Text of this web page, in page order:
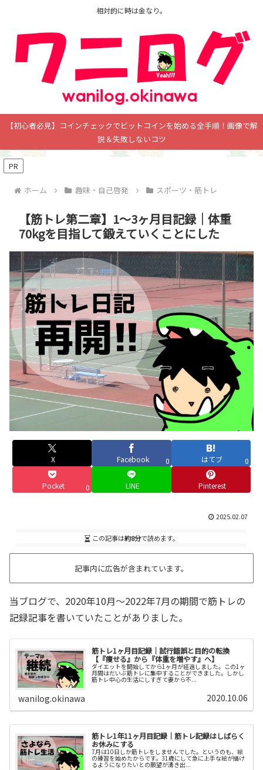
相対的に時は金なり。
【初心者必見】コインチェックでビットコインを始める全手順！画像で解
説＆失敗しないコツ
PR
ホーム 趣味・自己啓発 スポーツ・筋トレ
【筋トレ第二章】1～3ヶ月目記録｜体重
70kgを目指して鍛えていくことにした
X Facebook 0 はてブ 0
Pocket 0 LINE Pinterest
2025.02.07
この記事は約8分で読めます。
記事内に広告が含まれています。
当ブログで、2020年10月～2022年7月の期間で筋トレの
記録記事を書いていたことがありました。
筋トレ1ヶ月目記録｜試行錯誤と目的の転換
【『痩せる』から『体重を増やす』へ】
ダイエットを開始してから1ヶ月が経過しました。この1ヶ
月間はだいぶ筋トレに集中することができました。しかし
筋トレ中心の生活にしすぎて妻から不...
wanilog.okinawa 2020.10.06
筋トレ1年11ヶ月目記録｜筋トレ記録はしばらく
お休みにする
7月は10日しか筋トレをしませんでした。というのも、絵
の練習を始めたからです。31歳にして急に上手な絵が描け
るようになりたいとの願望が湧き出...